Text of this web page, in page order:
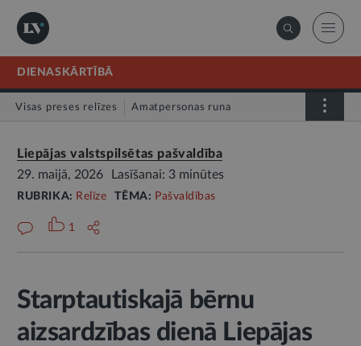
DIENASKĀRTĪBĀ
Visas preses relīzes Amatpersonas runa
Liepājas valstspilsētas pašvaldība
29. maijā, 2026
Lasīšanai: 3 minūtes
RUBRIKA: Relīze TĒMA: Pašvaldības
1
Starptautiskajā bērnu
aizsardzības dienā Liepājas